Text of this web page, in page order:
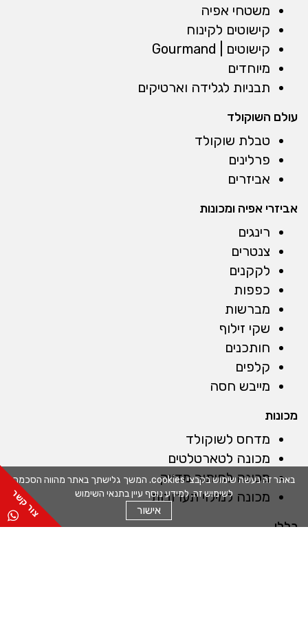
באתר זה נעשה שימוש בקבצי cookies. המשך גלישתך באתר מהווה הסכמה
לשימוש זה. למידע נוסף עיין בתנאי השימוש
אישור
משטחי אפיה
קישוטים לקינוח
קישוטים | Gourmand
מיוחדים
תבניות לגלידה וארטיקים
עולם השוקולד
טבלת שוקולד
פרלינים
אביזרים
אביזרי אפיה ומכונות
רינגים
צנטרים
לקקנים
כפפות
מברשות
שקי זילוף
חותכנים
קלפים
מייבש חסה
מכונות
מדחס לשוקולד
מכונה לטארטלטים
מכונה לחיתוך מדויק
מכונה למילוי תערובות
כללי